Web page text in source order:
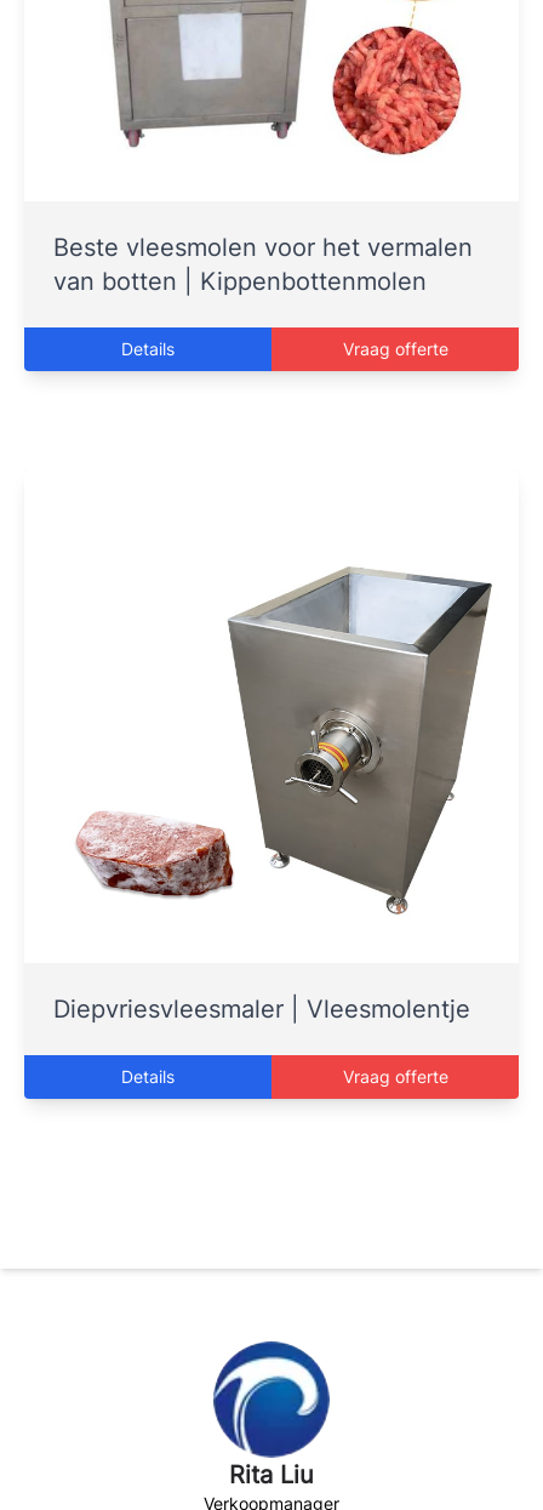
Rita Liu
Verkoopmanager
Beste vleesmolen voor het vermalen
van botten | Kippenbottenmolen
Details Vraag offerte
Diepvriesvleesmaler | Vleesmolentje
Details Vraag offerte